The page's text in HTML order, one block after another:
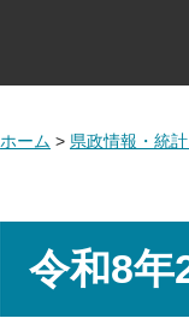
ホーム > 県政情報・統計
令和8